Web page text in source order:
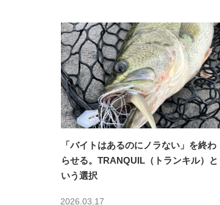
「バイトはあるのにノラない」を終わ
らせる。TRANQUIL（トランキル）と
いう選択
2026.03.17